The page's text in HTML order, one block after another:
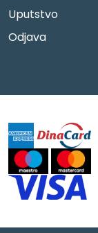
Uputstvo
Odjava